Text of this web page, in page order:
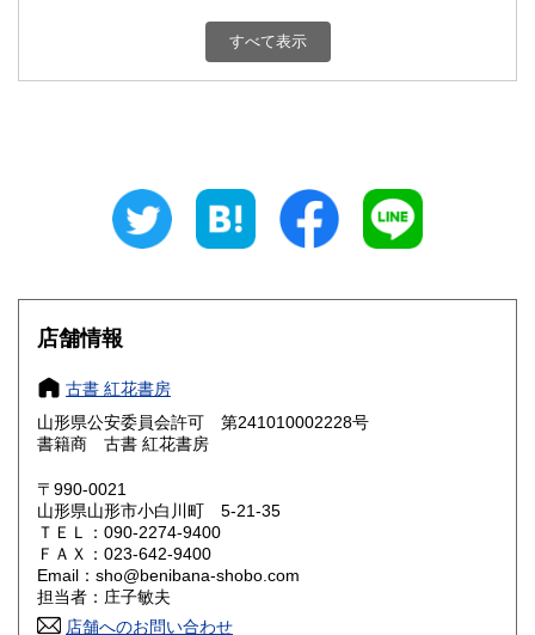
320円 富山県
320円 三重県
大阪府
奈良県
鳥取県 320円 島根県
岡山県
山口県 320円
香川県 愛媛県
すべて表示
店舗情報
古書 紅花書房
山形県公安委員会許可 第241010002228号
書籍商 古書 紅花書房
〒990-0021
山形県山形市小白川町 5-21-35
ＴＥＬ：090-2274-9400
ＦＡＸ：023-642-9400
Email：sho@benibana-shobo.com
担当者：庄子敏夫
店舗へのお問い合わせ